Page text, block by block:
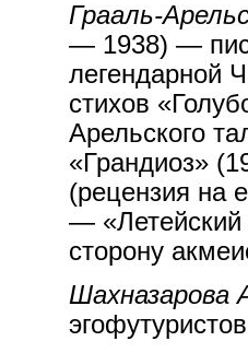
Грааль-
— 1938) —
легендарной
стихов
Арельского
«Грандиоз»
(рецензия на
— «Летейский
сторону
Шахназарова